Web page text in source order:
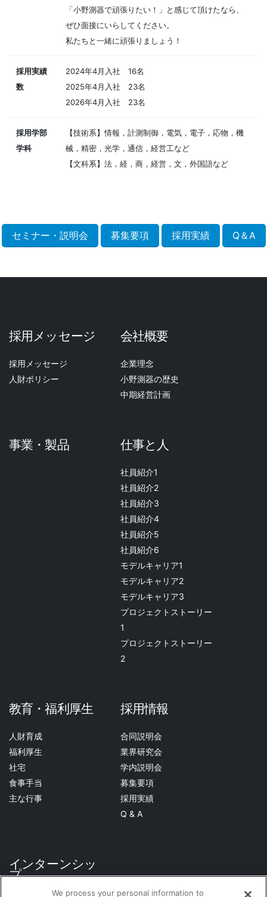
「小野測器で頑張りたい！」と感じて頂けたなら、
ぜひ面接にいらしてください。
私たちと一緒に頑張りましょう！
採用実績
数
2024年4月入社 16名
2025年4月入社 23名
2026年4月入社 23名
採用学部
学科
【技術系】情報，計測制御，電気，電子，応物，機
械，精密，光学，通信，経営工など
【文科系】法，経，商，経営，文，外国語など
セミナー・説明会 募集要項 採用実績 Q＆A
採用メッセージ
採用メッセージ
人財ポリシー
会社概要
企業理念
小野測器の歴史
中期経営計画
事業・製品 仕事と人
社員紹介1
社員紹介2
社員紹介3
社員紹介4
社員紹介5
社員紹介6
モデルキャリア1
モデルキャリア2
モデルキャリア3
プロジェクトストーリー
1
プロジェクトストーリー
2
教育・福利厚生
人財育成
福利厚生
社宅
食事手当
主な行事
採用情報
合同説明会
業界研究会
学内説明会
募集要項
採用実績
Q & A
インターンシッ
プ
We process your personal information to